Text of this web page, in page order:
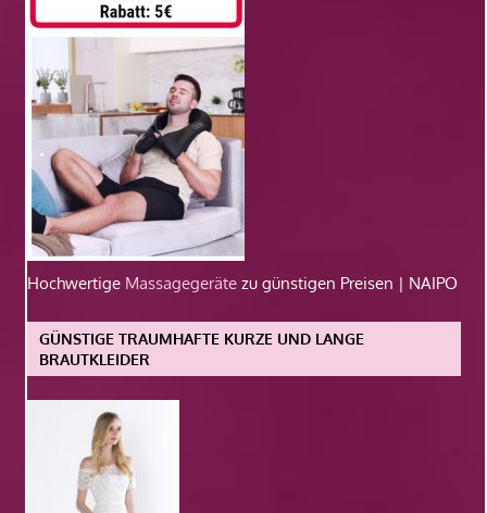
Hochwertige Massagegeräte zu günstigen Preisen | NAIPO
GÜNSTIGE TRAUMHAFTE KURZE UND LANGE
BRAUTKLEIDER